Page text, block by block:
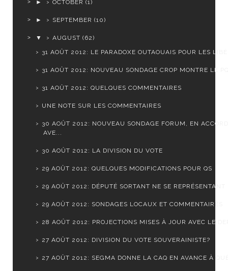
► OCTOBER (1)
► SEPTEMBER (10)
▼ AUGUST (62)
31 AOÛT 2012: LE PARADOXE OUTAOUAIS POUR LES
31 AOÛT 2012: NOUVEAU SONDAGE CROP MONTRE LE
31 AOÛT 2012: QUELQUES COMMENTAIRES
UNE NOTE SUR LES COMMENTAIRES
30 AOÛT 2012: NOUVEAU SONDAGE FORUM, EN ACCORD
AVE...
30 AOÛT 2012: LA DIVISION DU VOTE
29 AOÛT 2012: QUELQUES MODIFICATIONS POUR QS
29 AOÛT 2012: DÉPUTÉ SORTANT NE SE REPRÉSENTANT
29 AOÛT 2012: SONDAGES LOCAUX ET COMMENTAIRES
28 AOÛT 2012: PROJECTIONS MISES À JOUR AVEC LE
27 AOÛT 2012: DIVISION DU VOTE SOUVERAINISTE?
27 AOÛT 2012: SEGMA DONNE LA CAQ EN AVANCE À